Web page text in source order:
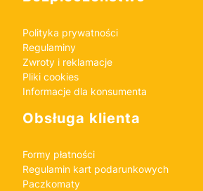
Polityka prywatności
Regulaminy
Zwroty i reklamacje
Pliki cookies
Informacje dla konsumenta
Obsługa klienta
Formy płatności
Regulamin kart podarunkowych
Paczkomaty